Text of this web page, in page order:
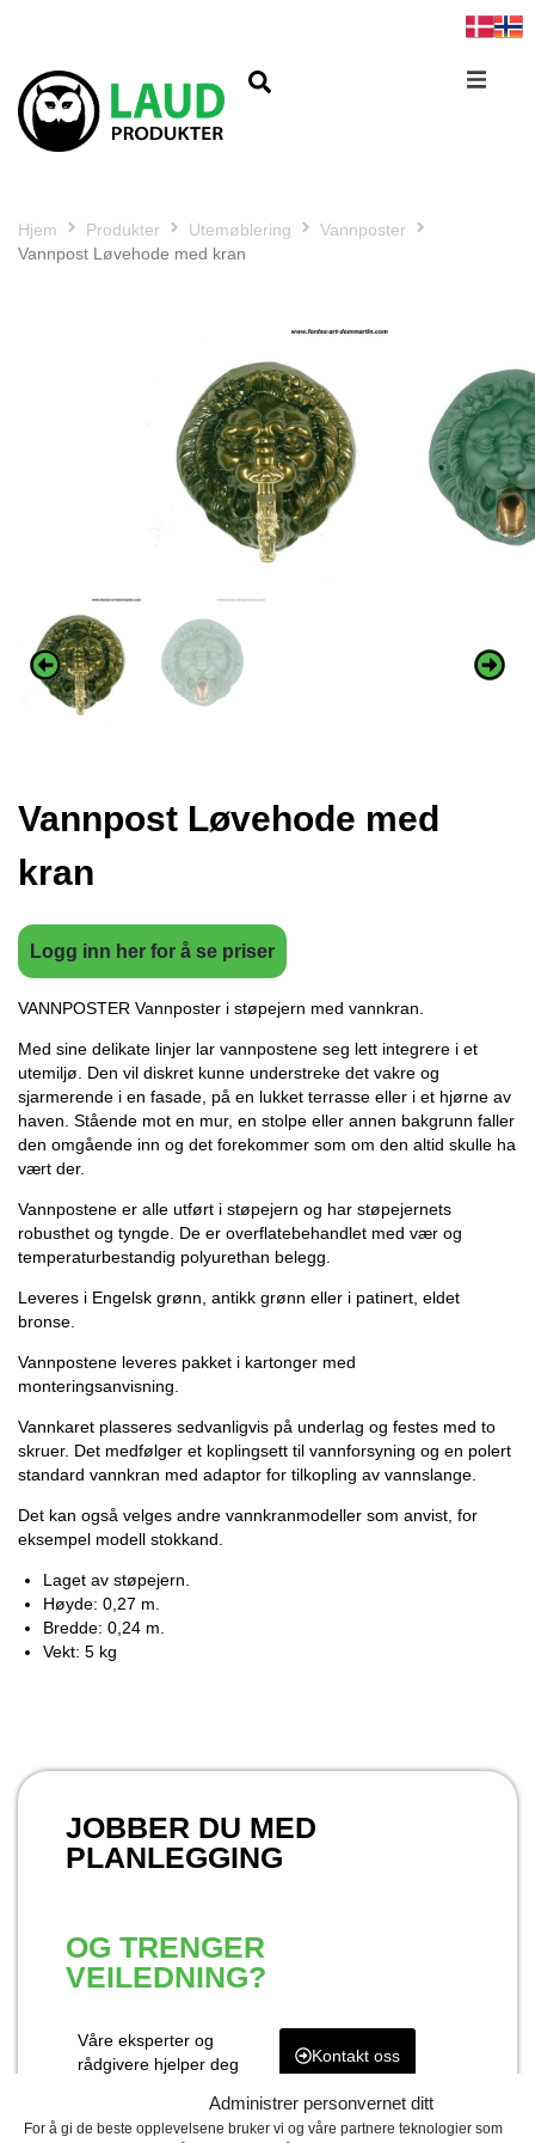
Administrer personvernet ditt
For å gi de beste opplevelsene bruker vi og våre partnere teknologier som
Hjem Produkter Utemøblering
Vannposter
Vannpost Løvehode med kran
Vannpost Løvehode med
kran
Logg inn her for å se priser
VANNPOSTER Vannposter i støpejern med vannkran.
Med sine delikate linjer lar vannpostene seg lett integrere i et
utemiljø. Den vil diskret kunne understreke det vakre og
sjarmerende i en fasade, på en lukket terrasse eller i et hjørne av
haven. Stående mot en mur, en stolpe eller annen bakgrunn faller
den omgående inn og det forekommer som om den altid skulle ha
vært der.
Vannpostene er alle utført i støpejern og har støpejernets
robusthet og tyngde. De er overflatebehandlet med vær og
temperaturbestandig polyurethan belegg.
Leveres i Engelsk grønn, antikk grønn eller i patinert, eldet
bronse.
Vannpostene leveres pakket i kartonger med
monteringsanvisning.
Vannkaret plasseres sedvanligvis på underlag og festes med to
skruer. Det medfølger et koplingsett til vannforsyning og en polert
standard vannkran med adaptor for tilkopling av vannslange.
Det kan også velges andre vannkranmodeller som anvist, for
eksempel modell stokkand.
Laget av støpejern.
Høyde: 0,27 m.
Bredde: 0,24 m.
Vekt: 5 kg
JOBBER DU MED
PLANLEGGING
OG TRENGER
VEILEDNING?
Våre eksperter og
rådgivere hjelper deg
rådgivning og innspill
tilpasset ditt prosjekt
Kontakt oss